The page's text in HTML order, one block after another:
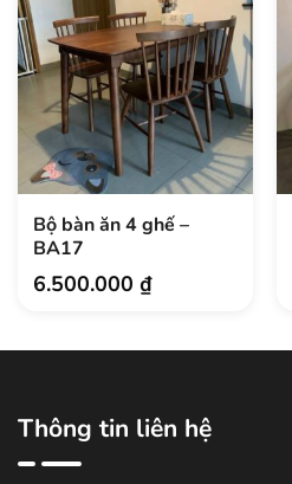
Bộ bàn ăn 4 ghế –
BA17
6.500.000₫
Thông tin liên hệ